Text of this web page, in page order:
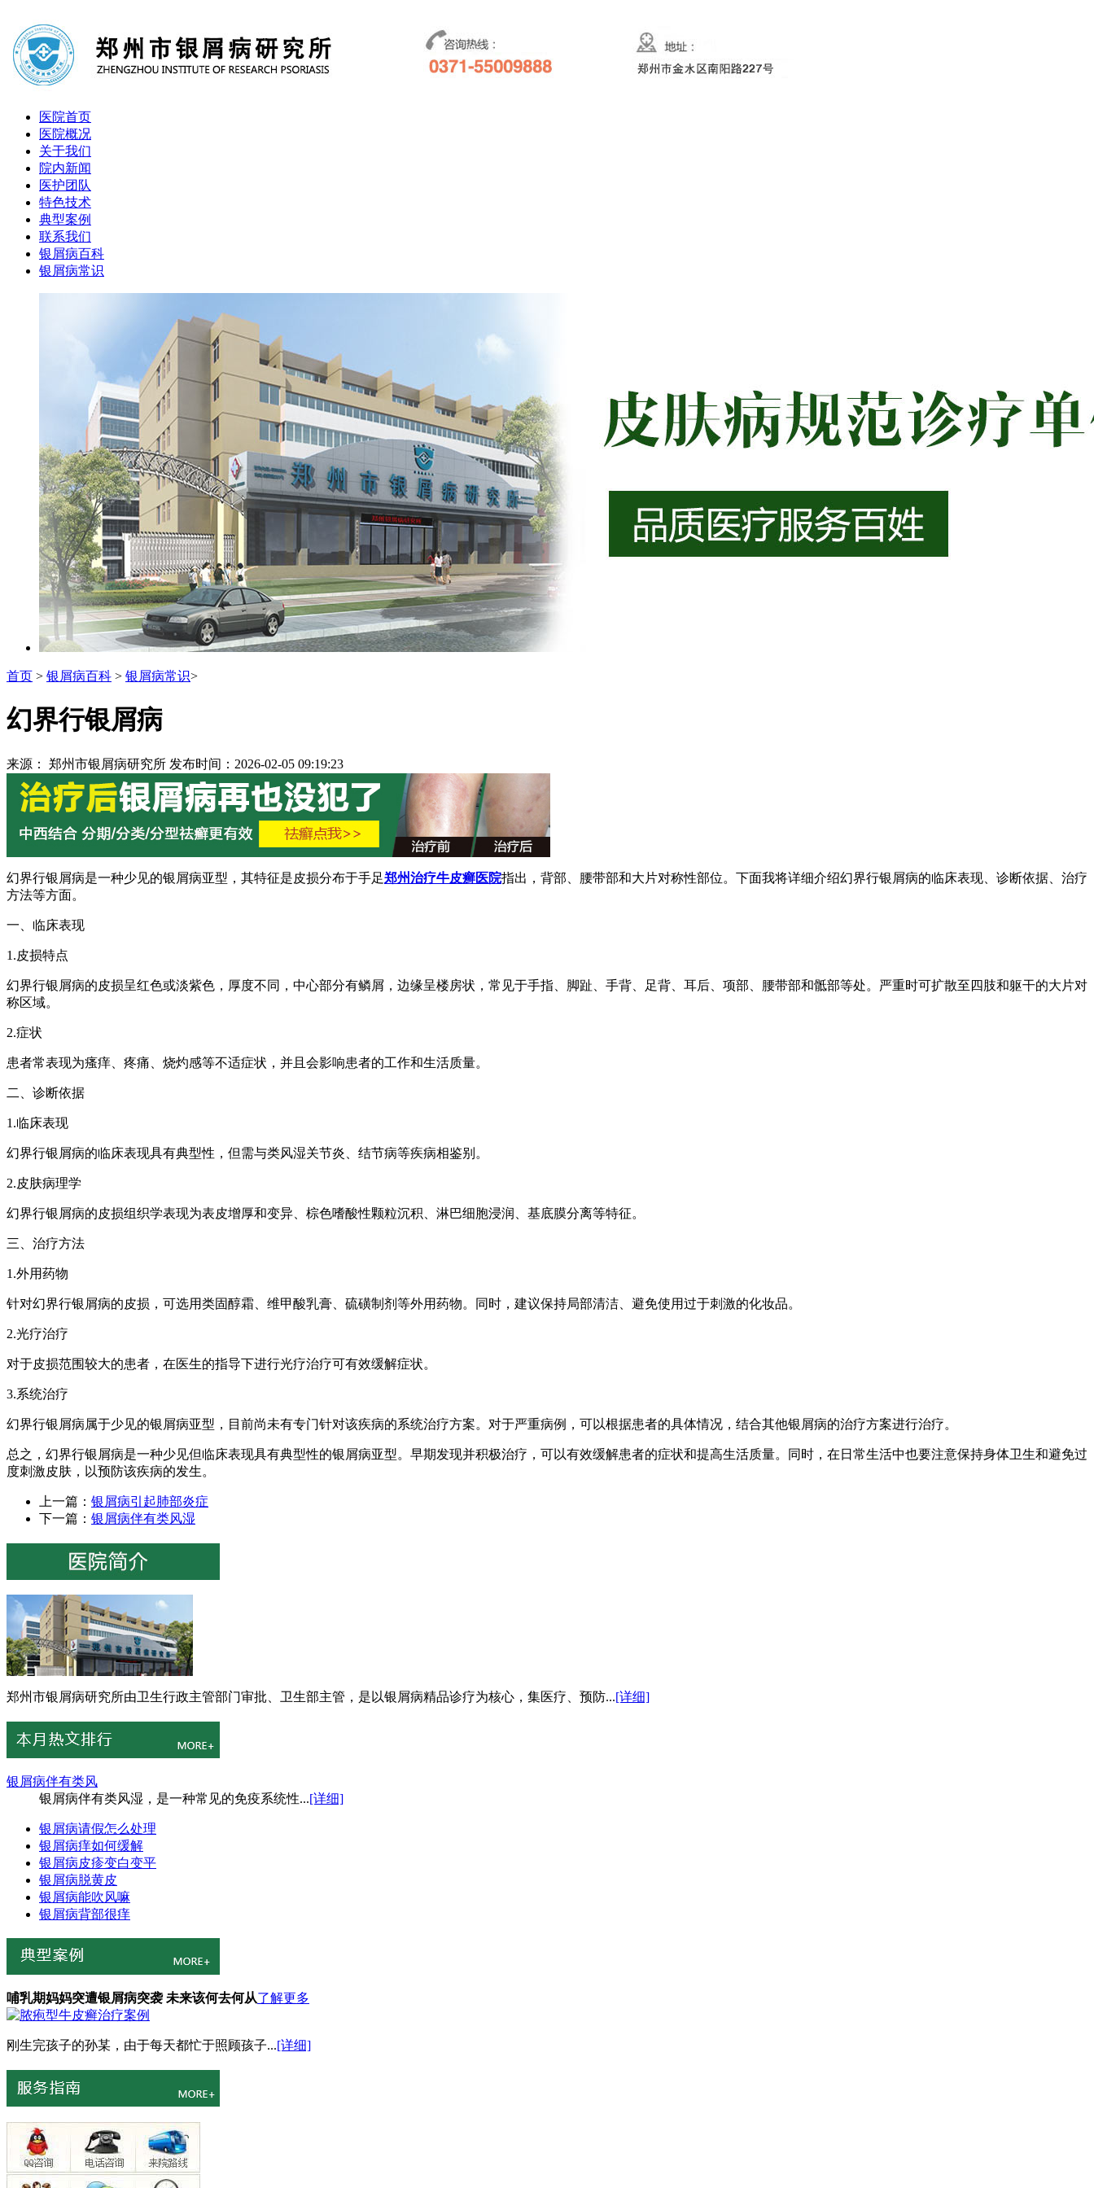
医院首页
医院概况
关于我们
院内新闻
医护团队
特色技术
典型案例
联系我们
银屑病百科
银屑病常识
首页 > 银屑病百科 > 银屑病常识>
幻界行银屑病
来源： 郑州市银屑病研究所 发布时间：2026-02-05 09:19:23
幻界行银屑病是一种少见的银屑病亚型，其特征是皮损分布于手足郑州治疗牛皮癣医院指出，背部、腰带部和大片对称性部位。下面我将详细介绍幻界行银屑病的临床表现、诊断依据、治疗
方法等方面。
一、临床表现
1.皮损特点
幻界行银屑病的皮损呈红色或淡紫色，厚度不同，中心部分有鳞屑，边缘呈楼房状，常见于手指、脚趾、手背、足背、耳后、项部、腰带部和骶部等处。严重时可扩散至四肢和躯干的大片对
称区域。
2.症状
患者常表现为瘙痒、疼痛、烧灼感等不适症状，并且会影响患者的工作和生活质量。
二、诊断依据
1.临床表现
幻界行银屑病的临床表现具有典型性，但需与类风湿关节炎、结节病等疾病相鉴别。
2.皮肤病理学
幻界行银屑病的皮损组织学表现为表皮增厚和变异、棕色嗜酸性颗粒沉积、淋巴细胞浸润、基底膜分离等特征。
三、治疗方法
1.外用药物
针对幻界行银屑病的皮损，可选用类固醇霜、维甲酸乳膏、硫磺制剂等外用药物。同时，建议保持局部清洁、避免使用过于刺激的化妆品。
2.光疗治疗
对于皮损范围较大的患者，在医生的指导下进行光疗治疗可有效缓解症状。
3.系统治疗
幻界行银屑病属于少见的银屑病亚型，目前尚未有专门针对该疾病的系统治疗方案。对于严重病例，可以根据患者的具体情况，结合其他银屑病的治疗方案进行治疗。
总之，幻界行银屑病是一种少见但临床表现具有典型性的银屑病亚型。早期发现并积极治疗，可以有效缓解患者的症状和提高生活质量。同时，在日常生活中也要注意保持身体卫生和避免过
度刺激皮肤，以预防该疾病的发生。
上一篇： 银屑病引起肺部炎症
下一篇： 银屑病伴有类风湿
郑州市银屑病研究所由卫生行政主管部门审批、卫生部主管，是以银屑病精品诊疗为核心，集医疗、预防...[详细]
银屑病伴有类风
银屑病伴有类风湿，是一种常见的免疫系统性...[详细]
银屑病请假怎么处理
银屑病痒如何缓解
银屑病皮疹变白变平
银屑病脱黄皮
银屑病能吹风嘛
银屑病背部很痒
哺乳期妈妈突遭银屑病突袭 未来该何去何从了解更多
刚生完孩子的孙某，由于每天都忙于照顾孩子...[详细]